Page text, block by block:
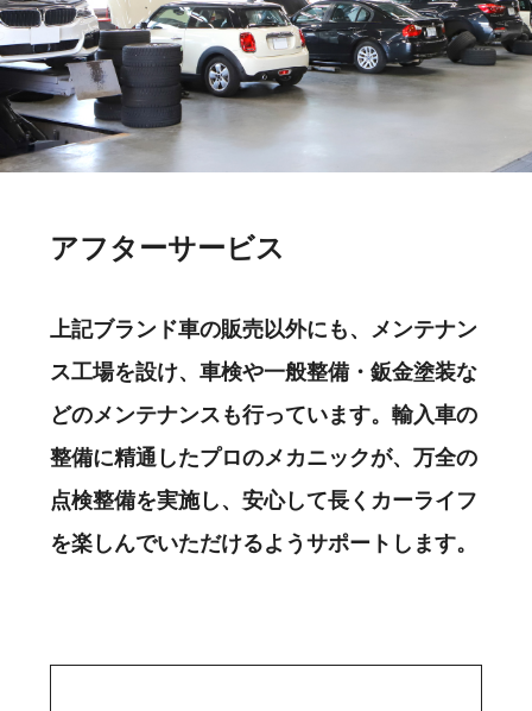
アフターサービス
上記ブランド車の販売以外にも、メンテナン
ス工場を設け、車検や一般整備・鈑金塗装な
どのメンテナンスも行っています。輸入車の
整備に精通したプロのメカニックが、万全の
点検整備を実施し、安心して長くカーライフ
を楽しんでいただけるようサポートします。